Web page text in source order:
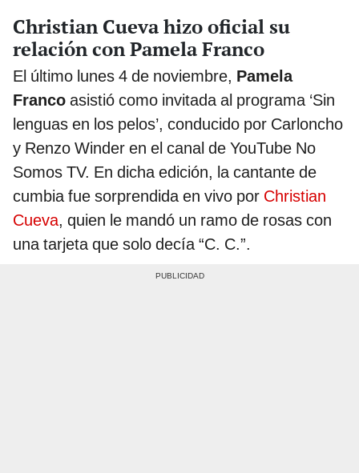
Christian Cueva hizo oficial su
relación con Pamela Franco
El último lunes 4 de noviembre, Pamela
Franco asistió como invitada al programa ‘Sin
lenguas en los pelos’, conducido por Carloncho
y Renzo Winder en el canal de YouTube No
Somos TV. En dicha edición, la cantante de
cumbia fue sorprendida en vivo por Christian
Cueva, quien le mandó un ramo de rosas con
una tarjeta que solo decía “C. C.”.